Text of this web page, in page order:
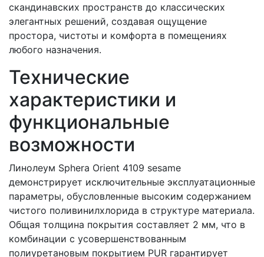
скандинавских пространств до классических
элегантных решений, создавая ощущение
простора, чистоты и комфорта в помещениях
любого назначения.
Технические
характеристики и
функциональные
возможности
Линолеум Sphera Orient 4109 sesame
демонстрирует исключительные эксплуатационные
параметры, обусловленные высоким содержанием
чистого поливинилхлорида в структуре материала.
Общая толщина покрытия составляет 2 мм, что в
комбинации с усовершенствованным
полиуретановым покрытием PUR гарантирует